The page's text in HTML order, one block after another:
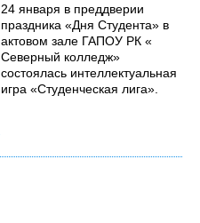
24 января в преддверии
праздника «Дня Студента» в
актовом зале ГАПОУ РК «
Северный колледж»
состоялась интеллектуальная
игра «Студенческая лига».